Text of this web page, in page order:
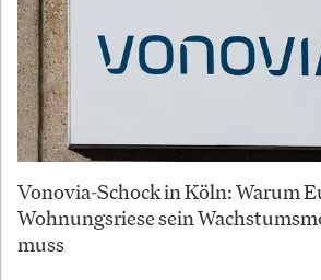
Vonovia-Schock in Köln: Warum
Wohnungsriese sein
muss